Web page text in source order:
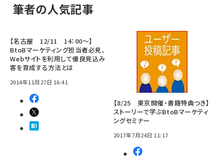
筆者の人気記事
【名古屋 12/11 14：00～】
BtoBマーケティング担当者必見、
Webサイトを利用して優良見込み
客を育成する方法とは
2014年11月27日 16:41
【8/25 東京開催・書籍特典つき】
ストーリーで学ぶBtoBマーケティ
ングセミナー
2017年7月24日 11:17